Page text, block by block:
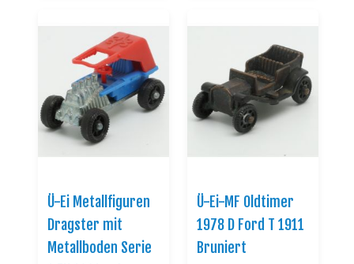
Ü-Ei Metallfiguren
Dragster mit
Metallboden Serie
Ü-Ei-MF Oldtimer
1978 D Ford T 1911
Bruniert